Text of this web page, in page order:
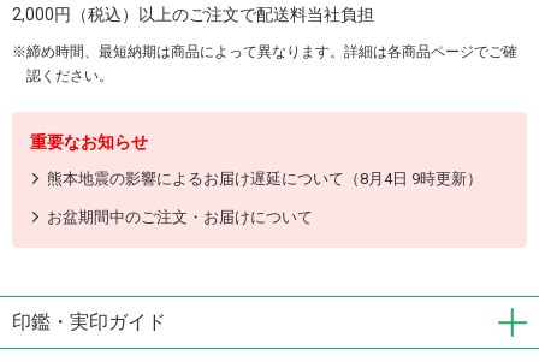
2,000円（税込）以上のご注文で配送料当社負担
締め時間、最短納期は商品によって異なります。詳細は各商品ページでご確
認ください。
重要なお知らせ
熊本地震の影響によるお届け遅延について（8月4日 9時更新）
お盆期間中のご注文・お届けについて
印鑑・実印ガイド